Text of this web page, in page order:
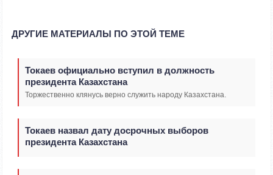
ДРУГИЕ МАТЕРИАЛЫ ПО ЭТОЙ ТЕМЕ
Токаев официально вступил в должность
президента Казахстана
Торжественно клянусь верно служить народу Казахстана.
Токаев назвал дату досрочных выборов
президента Казахстана